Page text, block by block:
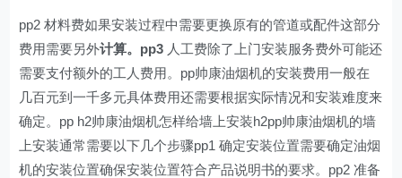
pp2 材料费如果安装过程中需要更换原有的管道或配件这部分
费用需要另外计算。pp3 人工费除了上门安装服务费外可能还
需要支付额外的工人费用。pp帅康油烟机的安装费用一般在
几百元到一千多元具体费用还需要根据实际情况和安装难度来
确定。pp h2帅康油烟机怎样给墙上安装h2pp帅康油烟机的墙
上安装通常需要以下几个步骤pp1 确定安装位置需要确定油烟
机的安装位置确保安装位置符合产品说明书的要求。pp2 准备